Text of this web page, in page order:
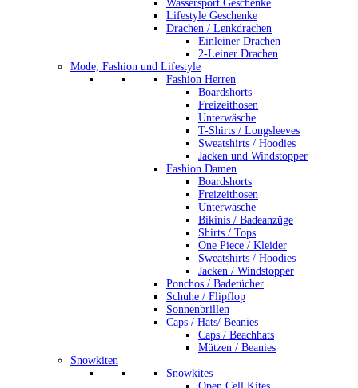
Wassersport Geschenke
Lifestyle Geschenke
Drachen / Lenkdrachen
Einleiner Drachen
2-Leiner Drachen
Mode, Fashion und Lifestyle
Fashion Herren
Boardshorts
Freizeithosen
Unterwäsche
T-Shirts / Longsleeves
Sweatshirts / Hoodies
Jacken und Windstopper
Fashion Damen
Boardshorts
Freizeithosen
Unterwäsche
Bikinis / Badeanzüge
Shirts / Tops
One Piece / Kleider
Sweatshirts / Hoodies
Jacken / Windstopper
Ponchos / Badetücher
Schuhe / Flipflop
Sonnenbrillen
Caps / Hats/ Beanies
Caps / Beachhats
Mützen / Beanies
Snowkiten
Snowkites